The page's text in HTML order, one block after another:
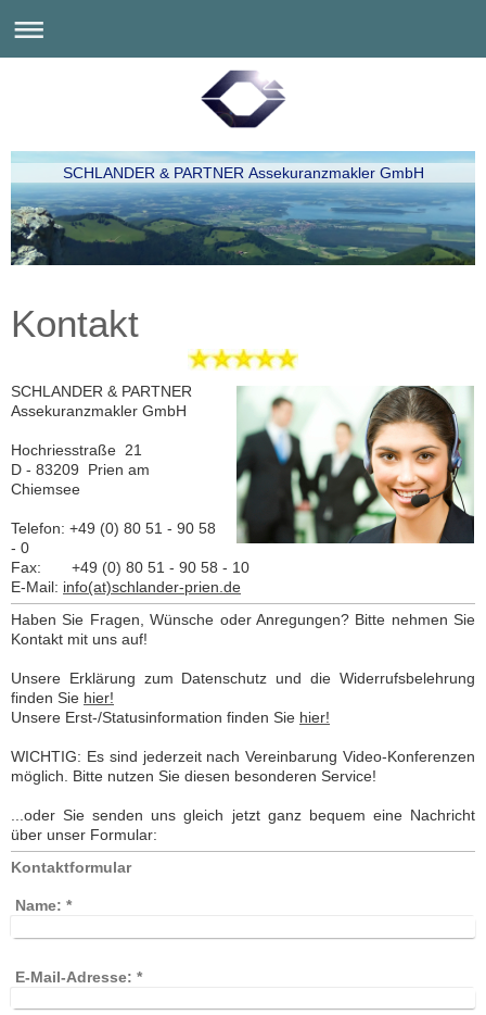
SCHLANDER & PARTNER Assekuranzmakler GmbH
Kontakt
SCHLANDER & PARTNER
Assekuranzmakler GmbH
Hochriesstraße 21
D - 83209 Prien am
Chiemsee
Telefon: +49 (0) 80 51 - 90 58
- 0
Fax: +49 (0) 80 51 - 90 58 - 10
E-Mail: info(at)schlander-prien.de
Haben Sie Fragen, Wünsche oder Anregungen? Bitte nehmen Sie
Kontakt mit uns auf!
Unsere Erklärung zum Datenschutz und die Widerrufsbelehrung
finden Sie hier!
Unsere Erst-/Statusinformation finden Sie hier!
WICHTIG: Es sind jederzeit nach Vereinbarung Video-Konferenzen
möglich. Bitte nutzen Sie diesen besonderen Service!
...oder Sie senden uns gleich jetzt ganz bequem eine Nachricht
über unser Formular:
Kontaktformular
Name: *
E-Mail-Adresse: *